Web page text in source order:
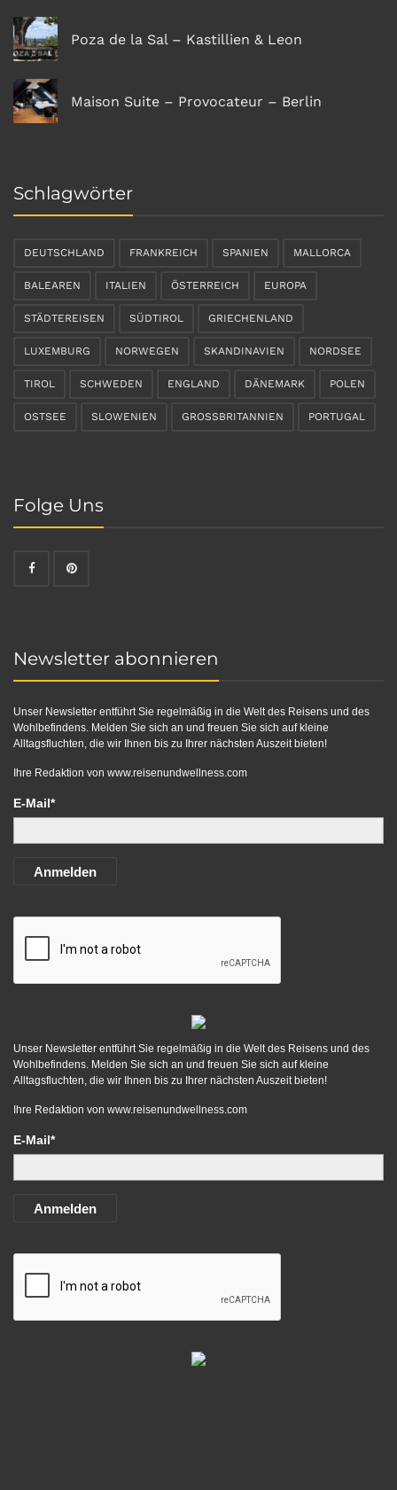
Poza de la Sal – Kastillien & Leon
Maison Suite – Provocateur – Berlin
Schlagwörter
DEUTSCHLAND FRANKREICH SPANIEN MALLORCA
BALEAREN ITALIEN ÖSTERREICH EUROPA
STÄDTEREISEN SÜDTIROL GRIECHENLAND
LUXEMBURG NORWEGEN SKANDINAVIEN NORDSEE
TIROL SCHWEDEN ENGLAND DÄNEMARK POLEN
OSTSEE SLOWENIEN GROSSBRITANNIEN PORTUGAL
Folge Uns
Newsletter abonnieren
Unser Newsletter entführt Sie regelmäßig in die Welt des Reisens und des
Wohlbefindens. Melden Sie sich an und freuen Sie sich auf kleine
Alltagsfluchten, die wir Ihnen bis zu Ihrer nächsten Auszeit bieten!
Ihre Redaktion von www.reisenundwellness.com
E-Mail*
Anmelden
Unser Newsletter entführt Sie regelmäßig in die Welt des Reisens und des
Wohlbefindens. Melden Sie sich an und freuen Sie sich auf kleine
Alltagsfluchten, die wir Ihnen bis zu Ihrer nächsten Auszeit bieten!
Ihre Redaktion von www.reisenundwellness.com
E-Mail*
Anmelden